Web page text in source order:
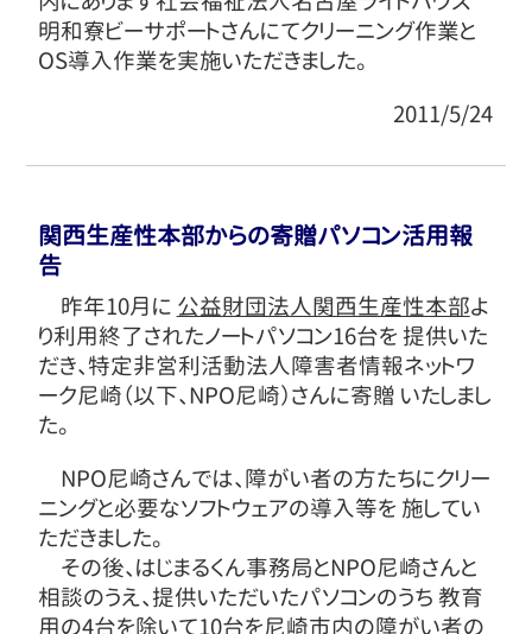
明和寮ビーサポートさんにてクリーニング作業と
OS導入作業を実施いただきました。
2011/5/24
関西生産性本部からの寄贈パソコン活用報
告
昨年10月に 公益財団法人関西生産性本部よ
り利用終了されたノートパソコン16台を 提供いた
だき、特定非営利活動法人障害者情報ネットワ
ーク尼崎（以下、NPO尼崎）さんに寄贈 いたしまし
た。
NPO尼崎さんでは、障がい者の方たちにクリー
ニングと必要なソフトウェアの導入等を 施してい
ただきました。
その後、はじまるくん事務局とNPO尼崎さんと
相談のうえ、提供いただいたパソコンのうち 教育
用の4台を除いて10台を尼崎市内の障がい者の